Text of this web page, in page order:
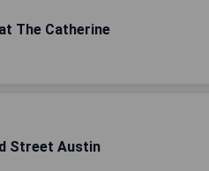
The Catherine
Street Austin